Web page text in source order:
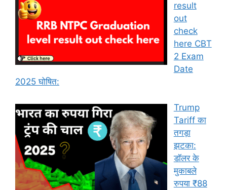
result
out
check
here CBT
2 Exam
Date
2025 घोषित:
Trump
Tariff का
तगड़ा
झटका:
डॉलर के
मुकाबले
रुपया ₹88